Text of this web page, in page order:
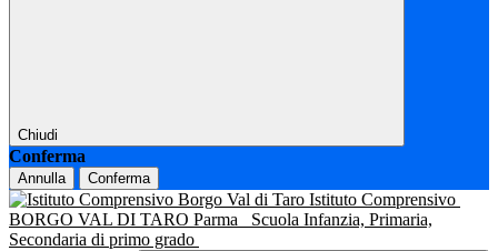
Chiudi
Conferma
Annulla Conferma
Istituto Comprensivo
BORGO VAL DI TARO Parma
Scuola Infanzia, Primaria,
Secondaria di primo grado